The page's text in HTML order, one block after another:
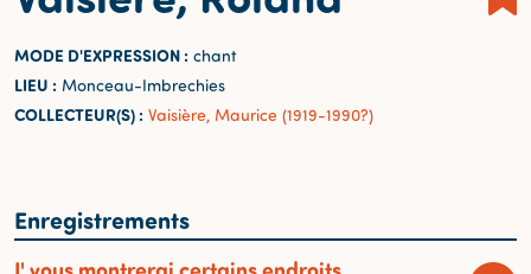
MODE D'EXPRESSION : chant
LIEU : Monceau-Imbrechies
COLLECTEUR(S) : Vaisière, Maurice (1919-1990?)
Enregistrements